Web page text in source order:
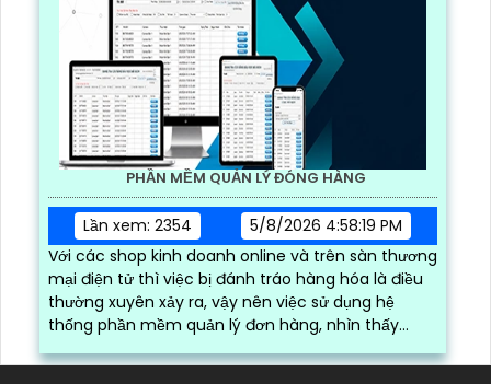
PHẦN MỀM QUẢN LÝ ĐÓNG HÀNG
Lần xem: 2354
5/8/2026 4:58:19 PM
Với các shop kinh doanh online và trên sàn thương
mại điện tử thì việc bị đánh tráo hàng hóa là điều
thường xuyên xảy ra, vậy nên việc sử dụng hệ
thống phần mềm quản lý đơn hàng, nhìn thấy
được quá trình đóng gói hàng hóa, kèm theo đấy
là quy trình đóng gói cũng được ghi lại một cách